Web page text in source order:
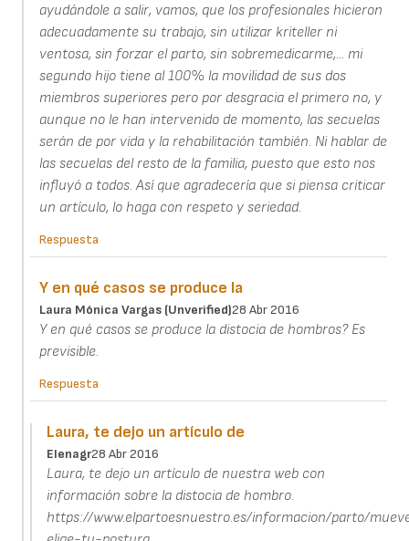
ayudándole a salir, vamos, que los profesionales hicieron
adecuadamente su trabajo, sin utilizar kriteller ni
ventosa, sin forzar el parto, sin sobremedicarme,... mi
segundo hijo tiene al 100% la movilidad de sus dos
miembros superiores pero por desgracia el primero no, y
aunque no le han intervenido de momento, las secuelas
serán de por vida y la rehabilitación también. Ni hablar de
las secuelas del resto de la familia, puesto que esto nos
influyó a todos. Así que agradecería que si piensa criticar
un artículo, lo haga con respeto y seriedad.
Respuesta
Y en qué casos se produce la
Laura Mónica Vargas (unverified)28 Abr 2016
Y en qué casos se produce la distocia de hombros? Es
previsible.
Respuesta
Laura, te dejo un artículo de
Elenagr28 Abr 2016
Laura, te dejo un artículo de nuestra web con
información sobre la distocia de hombro.
https://www.elpartoesnuestro.es/informacion/parto/